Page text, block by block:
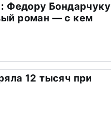
Федору Бондарчуку
роман — с кем
12 тысяч при